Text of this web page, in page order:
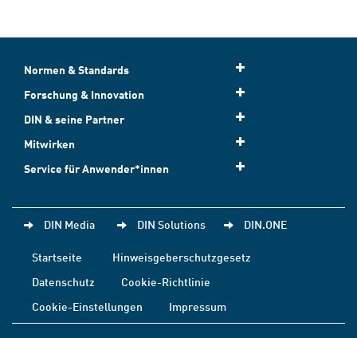
Normen & Standards
Forschung & Innovation
DIN & seine Partner
Mitwirken
Service für Anwender*innen
DIN Media DIN Solutions DIN.ONE
Startseite
Hinweisgeberschutzgesetz
Datenschutz
Cookie-Richtlinie
Cookie-Einstellungen
Impressum